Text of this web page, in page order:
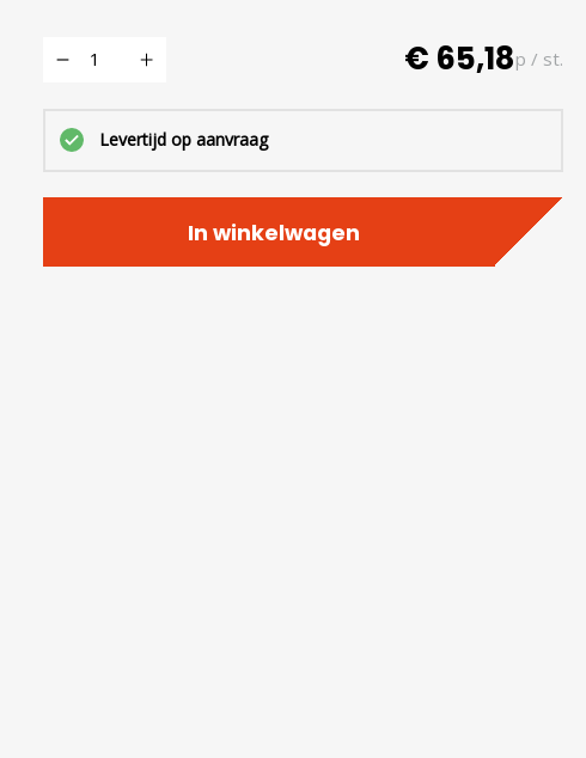
€ 65,18p / st.
Levertijd op aanvraag
In winkelwagen